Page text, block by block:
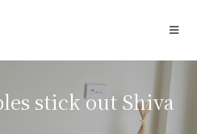
stick out Shiva